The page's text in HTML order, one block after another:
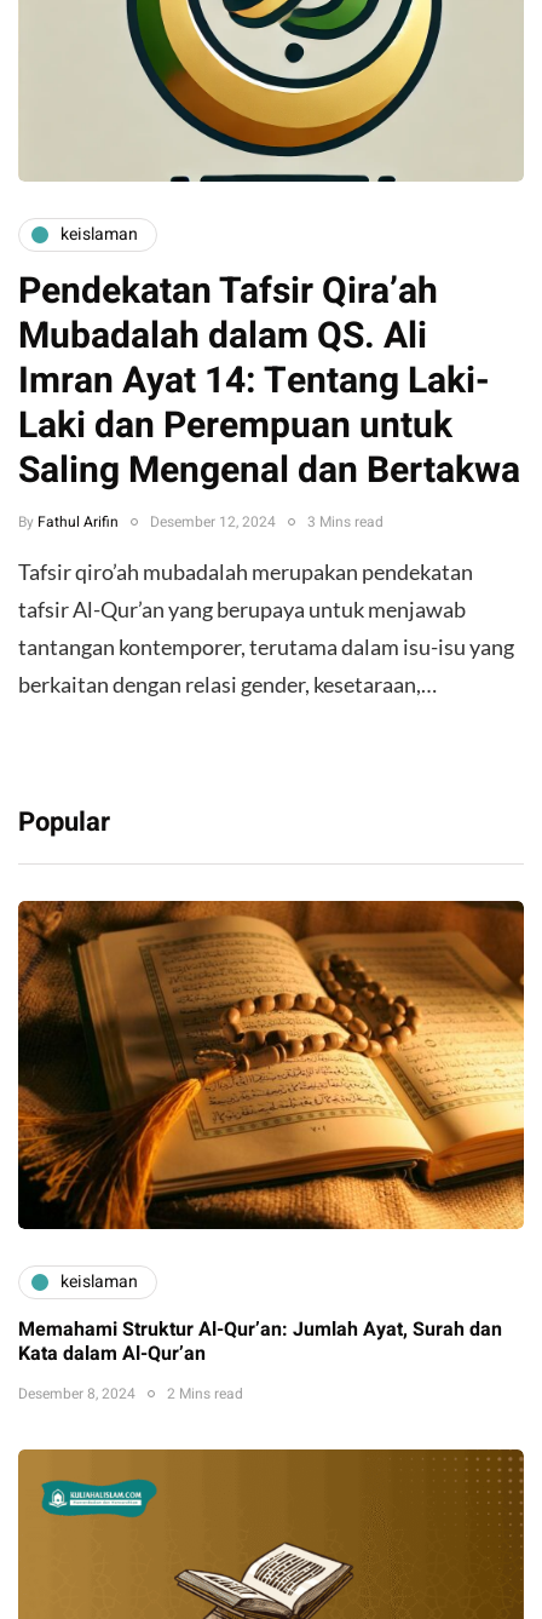
keislaman
Pendekatan Tafsir Qira’ah
Mubadalah dalam QS. Ali
Imran Ayat 14: Tentang Laki-
Laki dan Perempuan untuk
Saling Mengenal dan Bertakwa
By Fathul Arifin Desember 12, 2024 3 Mins read
Tafsir qiro’ah mubadalah merupakan pendekatan
tafsir Al-Qur’an yang berupaya untuk menjawab
tantangan kontemporer, terutama dalam isu-isu yang
berkaitan dengan relasi gender, kesetaraan,…
Popular
keislaman
Memahami Struktur Al-Qur’an: Jumlah Ayat, Surah dan
Kata dalam Al-Qur’an
Desember 8, 2024 2 Mins read